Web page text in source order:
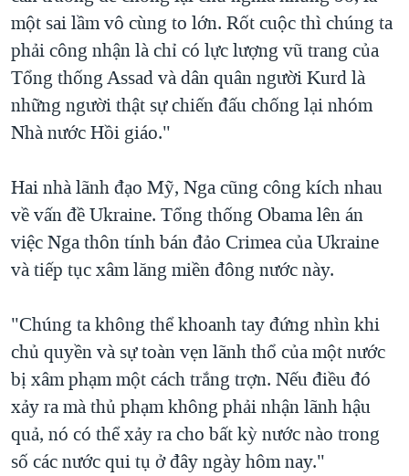
một sai lầm vô cùng to lớn. Rốt cuộc thì chúng ta
phải công nhận là chỉ có lực lượng vũ trang của
Tổng thống Assad và dân quân người Kurd là
những người thật sự chiến đấu chống lại nhóm
Nhà nước Hồi giáo."
Hai nhà lãnh đạo Mỹ, Nga cũng công kích nhau
về vấn đề Ukraine. Tổng thống Obama lên án
việc Nga thôn tính bán đảo Crimea của Ukraine
và tiếp tục xâm lăng miền đông nước này.
"Chúng ta không thể khoanh tay đứng nhìn khi
chủ quyền và sự toàn vẹn lãnh thổ của một nước
bị xâm phạm một cách trắng trợn. Nếu điều đó
xảy ra mà thủ phạm không phải nhận lãnh hậu
quả, nó có thể xảy ra cho bất kỳ nước nào trong
số các nước qui tụ ở đây ngày hôm nay."